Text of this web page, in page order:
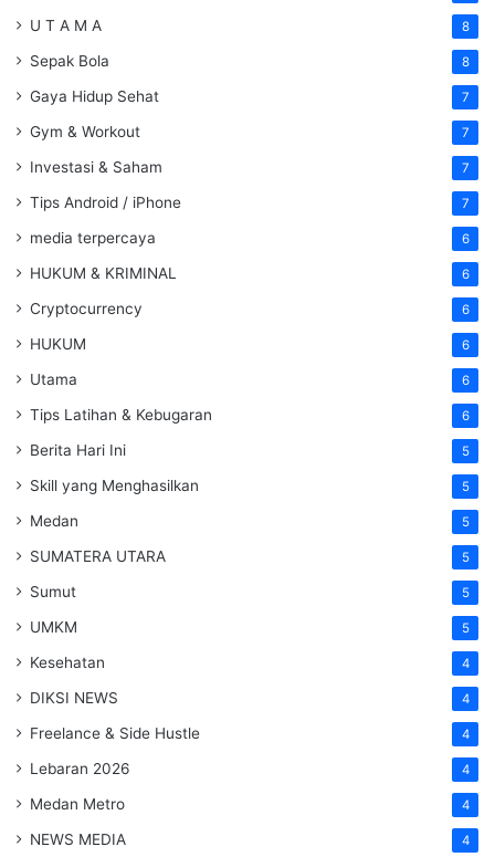
U T A M A 8
Sepak Bola 8
Gaya Hidup Sehat 7
Gym & Workout 7
Investasi & Saham 7
Tips Android / iPhone 7
media terpercaya 6
HUKUM & KRIMINAL 6
Cryptocurrency 6
HUKUM 6
Utama 6
Tips Latihan & Kebugaran 6
Berita Hari Ini 5
Skill yang Menghasilkan 5
Medan 5
SUMATERA UTARA 5
Sumut 5
UMKM 5
Kesehatan 4
DIKSI NEWS 4
Freelance & Side Hustle 4
Lebaran 2026 4
Medan Metro 4
NEWS MEDIA 4